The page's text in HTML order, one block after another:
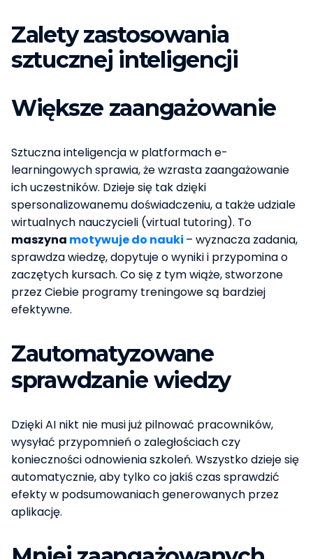
Zalety zastosowania
sztucznej inteligencji
Większe zaangażowanie
Sztuczna inteligencja w platformach e-
learningowych sprawia, że wzrasta zaangażowanie
ich uczestników. Dzieje się tak dzięki
spersonalizowanemu doświadczeniu, a także udziale
wirtualnych nauczycieli (virtual tutoring). To
maszyna motywuje do nauki – wyznacza zadania,
sprawdza wiedzę, dopytuje o wyniki i przypomina o
zaczętych kursach. Co się z tym wiąże, stworzone
przez Ciebie programy treningowe są bardziej
efektywne.
Zautomatyzowane
sprawdzanie wiedzy
Dzięki AI nikt nie musi już pilnować pracowników,
wysyłać przypomnień o zaległościach czy
konieczności odnowienia szkoleń. Wszystko dzieje się
automatycznie, aby tylko co jakiś czas sprawdzić
efekty w podsumowaniach generowanych przez
aplikację.